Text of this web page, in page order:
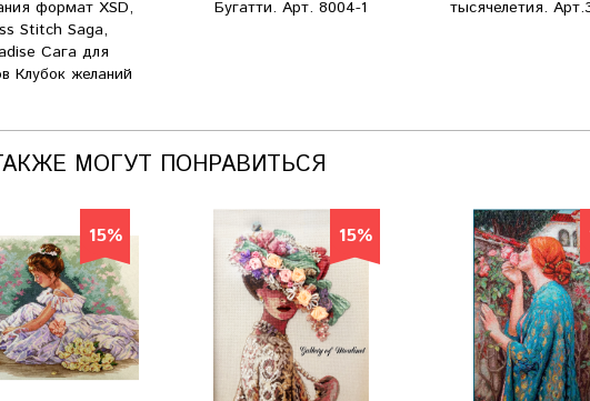
формат XSD,
Stitch Saga,
Сага для
Клубок желаний
Бугатти. Арт. 8004-1
тысячелетия.
МОГУТ ПОНРАВИТЬСЯ
15% 15%